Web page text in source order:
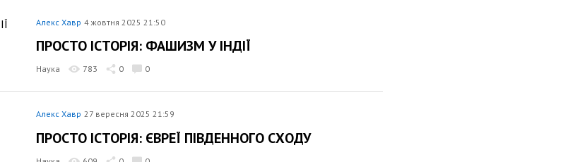
Алекс Хавр 4 жовтня 2025 21:50
ПРОСТО ІСТОРІЯ: ФАШИЗМ У ІНДІЇ
Наука 783 0 0
Алекс Хавр 27 вересня 2025 21:59
ПРОСТО ІСТОРІЯ: ЄВРЕЇ ПІВДЕННОГО СХОДУ